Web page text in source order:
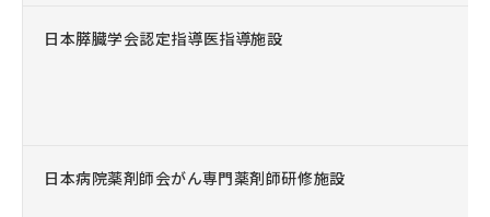
日本膵臓学会認定指導医指導施設
日本病院薬剤師会がん専門薬剤師研修施設